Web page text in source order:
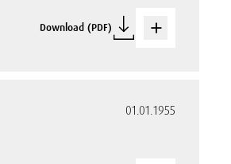
Download (PDF)
01.01.1955